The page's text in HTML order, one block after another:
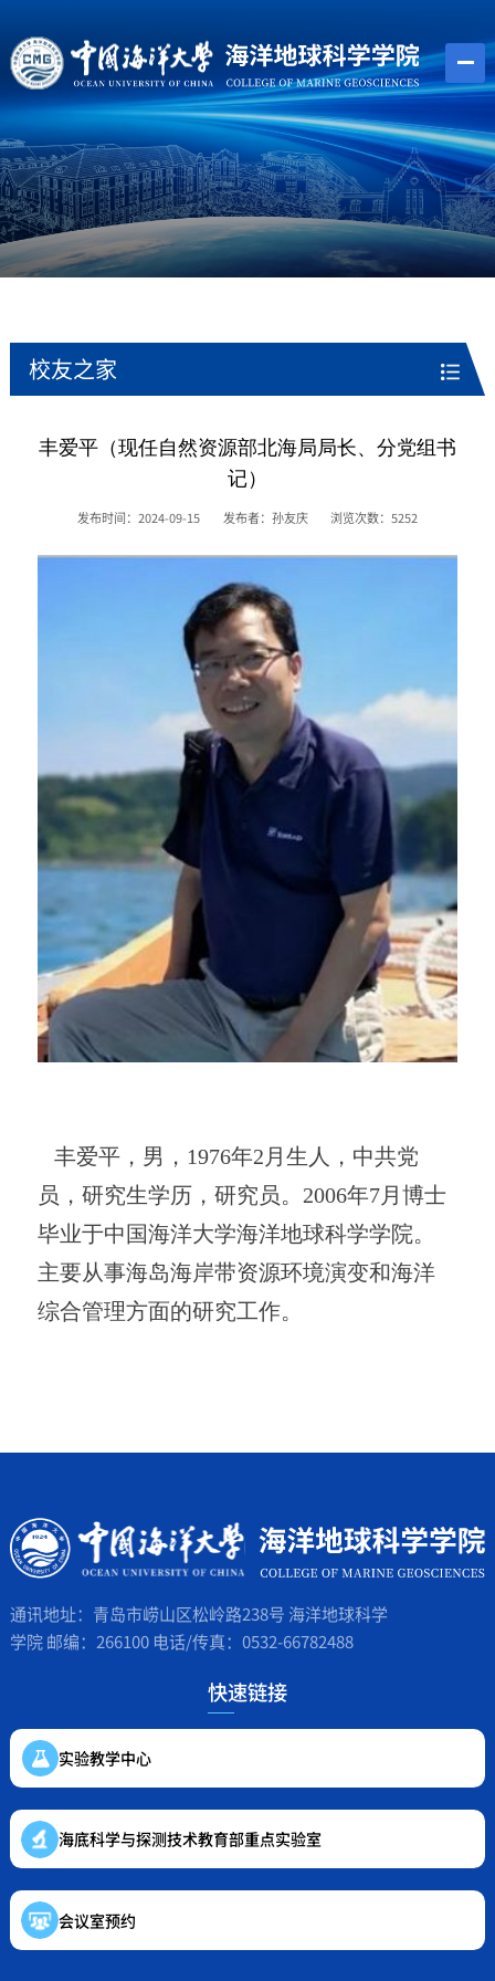
校友之家
丰爱平（现任自然资源部北海局局长、分党组书
记）
发布时间：2024-09-15 发布者：孙友庆 浏览次数：5252
丰爱平，男，1976年2月生人，中共党
员，研究生学历，研究员。2006年7月博士
毕业于中国海洋大学海洋地球科学学院。
主要从事海岛海岸带资源环境演变和海洋
综合管理方面的研究工作。
通讯地址：青岛市崂山区松岭路238号 海洋地球科学
学院 邮编：266100 电话/传真：0532-66782488
快速链接
实验教学中心
海底科学与探测技术教育部重点实验室
会议室预约